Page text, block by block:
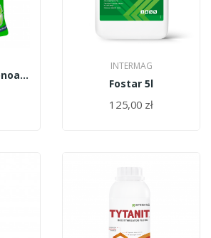
MAP Fosforan monoamonowy /MAP/ 25kg
INTERMAG
Fostar 5l
125,00 zł